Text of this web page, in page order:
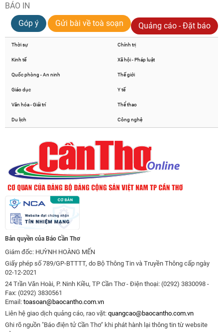
BÁO IN
Góp ý
Gửi bài về toà soạn Quảng cáo - Đặt báo
Thời sự Chính trị
Kinh tế Xã hội - Pháp luật
Quốc phòng - An ninh Thế giới
Giáo dục Y tế
Văn hóa - Giải trí Thể thao
Du lịch Công nghệ
Bản quyền của Báo Cần Thơ
Giám đốc: HUỲNH HOÀNG MẾN
Giấy phép số 789/GP-BTTTT, do Bộ Thông Tin và Truyền Thông cấp ngày
02-12-2021
24 Trần Văn Hoài, P. Ninh Kiều, TP Cần Thơ - Điện thoại: (0292) 3830098 -
Fax: (0292) 3830561
Email: toasoan@baocantho.com.vn
Liên hệ giao dịch quảng cáo, rao vặt: quangcao@baocantho.com.vn
Ghi rõ nguồn "Báo điện tử Cần Thơ" khi phát hành lại thông tin từ website